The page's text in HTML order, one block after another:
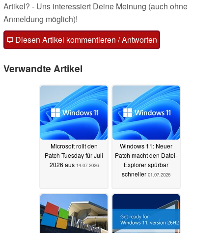
Artikel? - Uns interessiert Deine Meinung (auch ohne
Anmeldung möglich)!
Diesen Artikel kommentieren / Antworten
Verwandte Artikel
Microsoft rollt den
Patch Tuesday für Juli
2026 aus 14.07.2026
Windows 11: Neuer
Patch macht den Datei-
Explorer spürbar
schneller 01.07.2026